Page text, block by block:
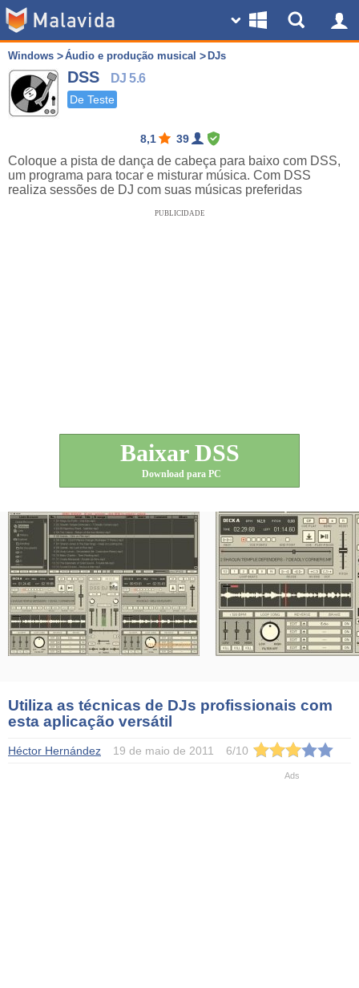
Windows Áudio e produção musical DJs
DSS DJ 5.6
De Teste
8,1 39
Coloque a pista de dança de cabeça para baixo com DSS,
um programa para tocar e misturar música. Com DSS
realiza sessões de DJ com suas músicas preferidas
PUBLICIDADE
Baixar DSS
Download para PC
Utiliza as técnicas de DJs profissionais com
esta aplicação versátil
Héctor Hernández 19 de maio de 2011 6/10